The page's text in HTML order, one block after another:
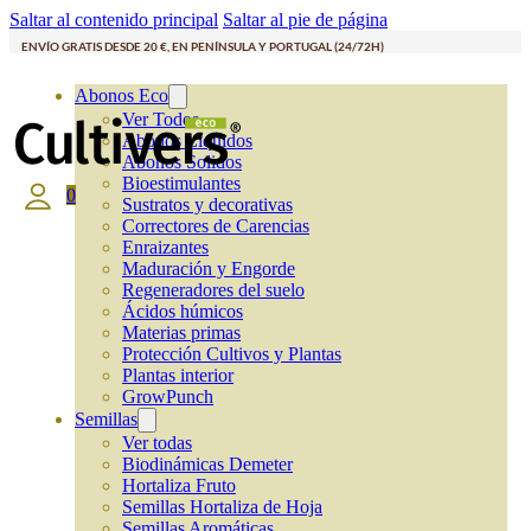
Saltar al contenido principal Saltar al pie de página
ENVÍO GRATIS DESDE 20 €, EN PENÍNSULA Y PORTUGAL (24/72H)
Abonos Eco
Ver Todos
Abonos Líquidos
Abonos Solidos
Bioestimulantes
Sustratos y decorativas
Correctores de Carencias
Enraizantes
Maduración y Engorde
Regeneradores del suelo
Ácidos húmicos
Materias primas
Protección Cultivos y Plantas
Plantas interior
GrowPunch
Semillas
Ver todas
Biodinámicas Demeter
Hortaliza Fruto
Semillas Hortaliza de Hoja
0